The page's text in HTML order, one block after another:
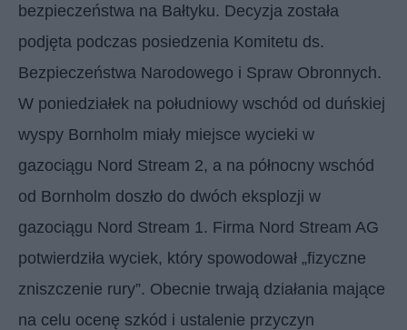
bezpieczeństwa na Bałtyku. Decyzja została
podjęta podczas posiedzenia Komitetu ds.
Bezpieczeństwa Narodowego i Spraw Obronnych.
W poniedziałek na południowy wschód od duńskiej
wyspy Bornholm miały miejsce wycieki w
gazociągu Nord Stream 2, a na północny wschód
od Bornholm doszło do dwóch eksplozji w
gazociągu Nord Stream 1. Firma Nord Stream AG
potwierdziła wyciek, który spowodował „fizyczne
zniszczenie rury”. Obecnie trwają działania mające
na celu ocenę szkód i ustalenie przyczyn